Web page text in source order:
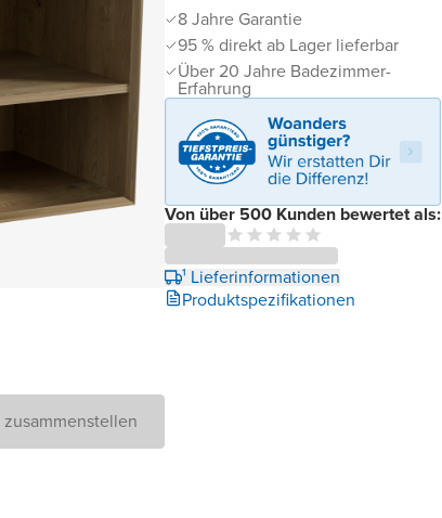
8 Jahre Garantie
95 % direkt ab Lager lieferbar
Über 20 Jahre Badezimmer-
Erfahrung
Von über 500 Kunden bewertet als:
¹ Lieferinformationen
Produktspezifikationen